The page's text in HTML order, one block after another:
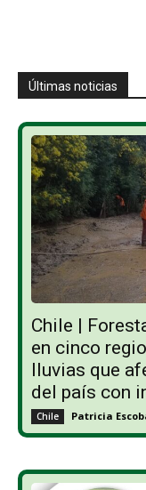
Últimas noticias
Chile |
en cinco
lluvias que
del país con
Chile Patricia